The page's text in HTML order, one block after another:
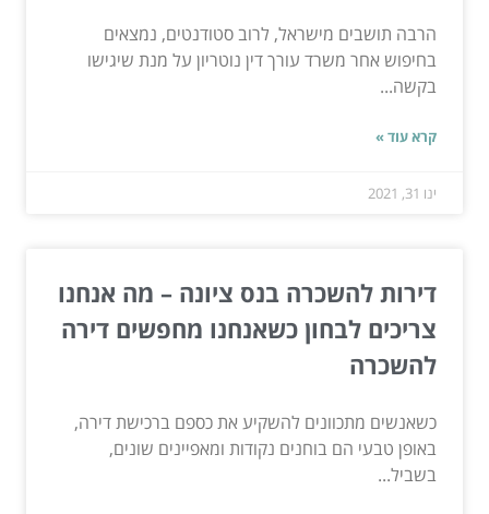
הרבה תושבים מישראל, לרוב סטודנטים, נמצאים
בחיפוש אחר משרד עורך דין נוטריון על מנת שיגישו
בקשה...
קרא עוד »
ינו 31, 2021
דירות להשכרה בנס ציונה – מה אנחנו
צריכים לבחון כשאנחנו מחפשים דירה
להשכרה
כשאנשים מתכוונים להשקיע את כספם ברכישת דירה,
באופן טבעי הם בוחנים נקודות ומאפיינים שונים,
בשביל...